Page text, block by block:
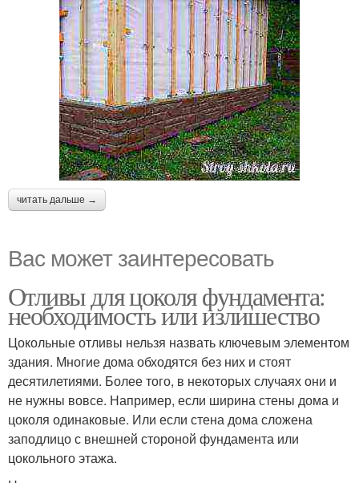
читать дальше →
Вас может заинтересовать
Отливы для цоколя фундамента:
необходимость или излишество
Цокольные отливы нельзя назвать ключевым элементом
здания. Многие дома обходятся без них и стоят
десятилетиями. Более того, в некоторых случаях они и
не нужны вовсе. Например, если ширина стены дома и
цоколя одинаковые. Или если стена дома сложена
заподлицо с внешней стороной фундамента или
цокольного этажа.